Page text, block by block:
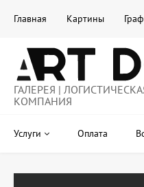
Главная Картины
ГАЛЕРЕЯ |
КОМПАНИЯ
Услуги Оплата